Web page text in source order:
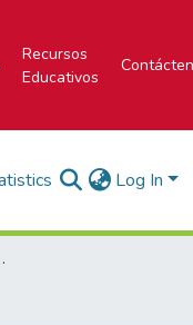
Recursos
Educativos
Log In
de Costa Rica